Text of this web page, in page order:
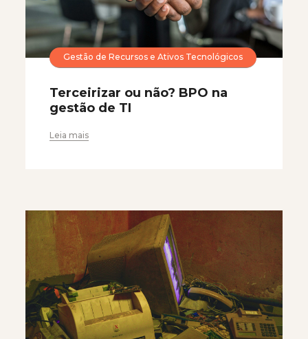
Gestão de Recursos e Ativos Tecnológicos
Terceirizar ou não? BPO na
gestão de TI
Leia mais